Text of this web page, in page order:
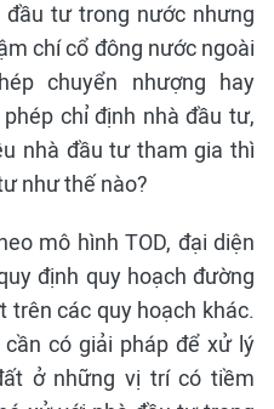
tư trong nước nhưng
chí cổ đông nước ngoài
chuyển nhượng hay
chỉ định nhà đầu tư,
nhà đầu tư tham gia thì
như thế nào?
mô hình TOD, đại diện
định quy hoạch đường
trên các quy hoạch khác.
có giải pháp để xử lý
ở những vị trí có tiềm